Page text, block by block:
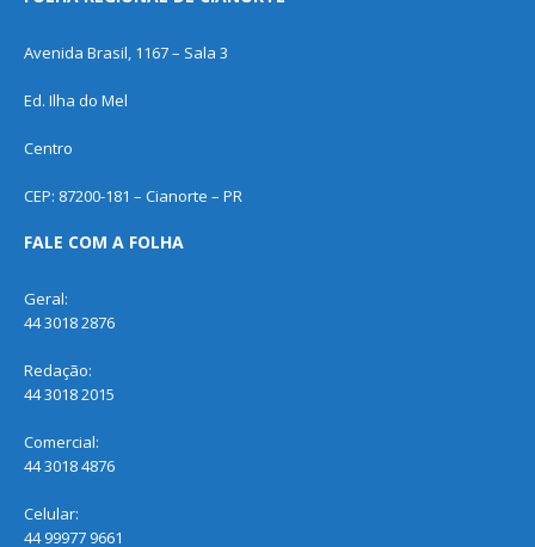
Avenida Brasil, 1167 – Sala 3
Ed. Ilha do Mel
Centro
CEP: 87200-181 – Cianorte – PR
FALE COM A FOLHA
Geral:
44 3018 2876
Redação:
44 3018 2015
Comercial:
44 3018 4876
Celular:
44 99977 9661